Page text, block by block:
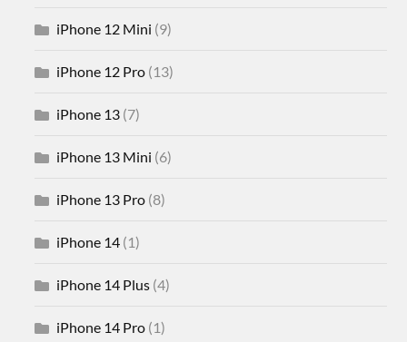
iPhone 12 Mini (9)
iPhone 12 Pro (13)
iPhone 13 (7)
iPhone 13 Mini (6)
iPhone 13 Pro (8)
iPhone 14 (1)
iPhone 14 Plus (4)
iPhone 14 Pro (1)